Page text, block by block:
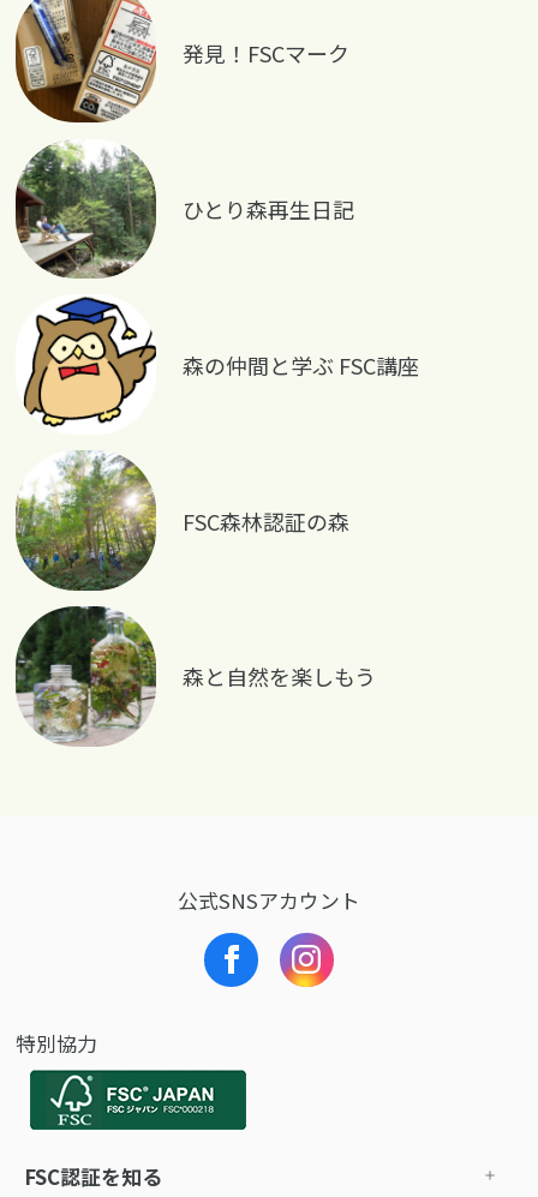
発見！FSCマーク
ひとり森再生日記
森の仲間と学ぶ FSC講座
FSC森林認証の森
森と自然を楽しもう
公式SNSアカウント
特別協力
FSC認証を知る